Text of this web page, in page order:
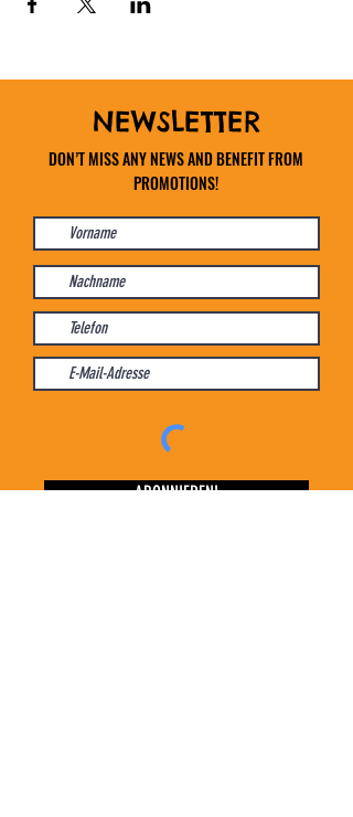
NEWSLETTER
DON’T MISS ANY NEWS AND BENEFIT FROM
PROMOTIONS!
ABONNIEREN!